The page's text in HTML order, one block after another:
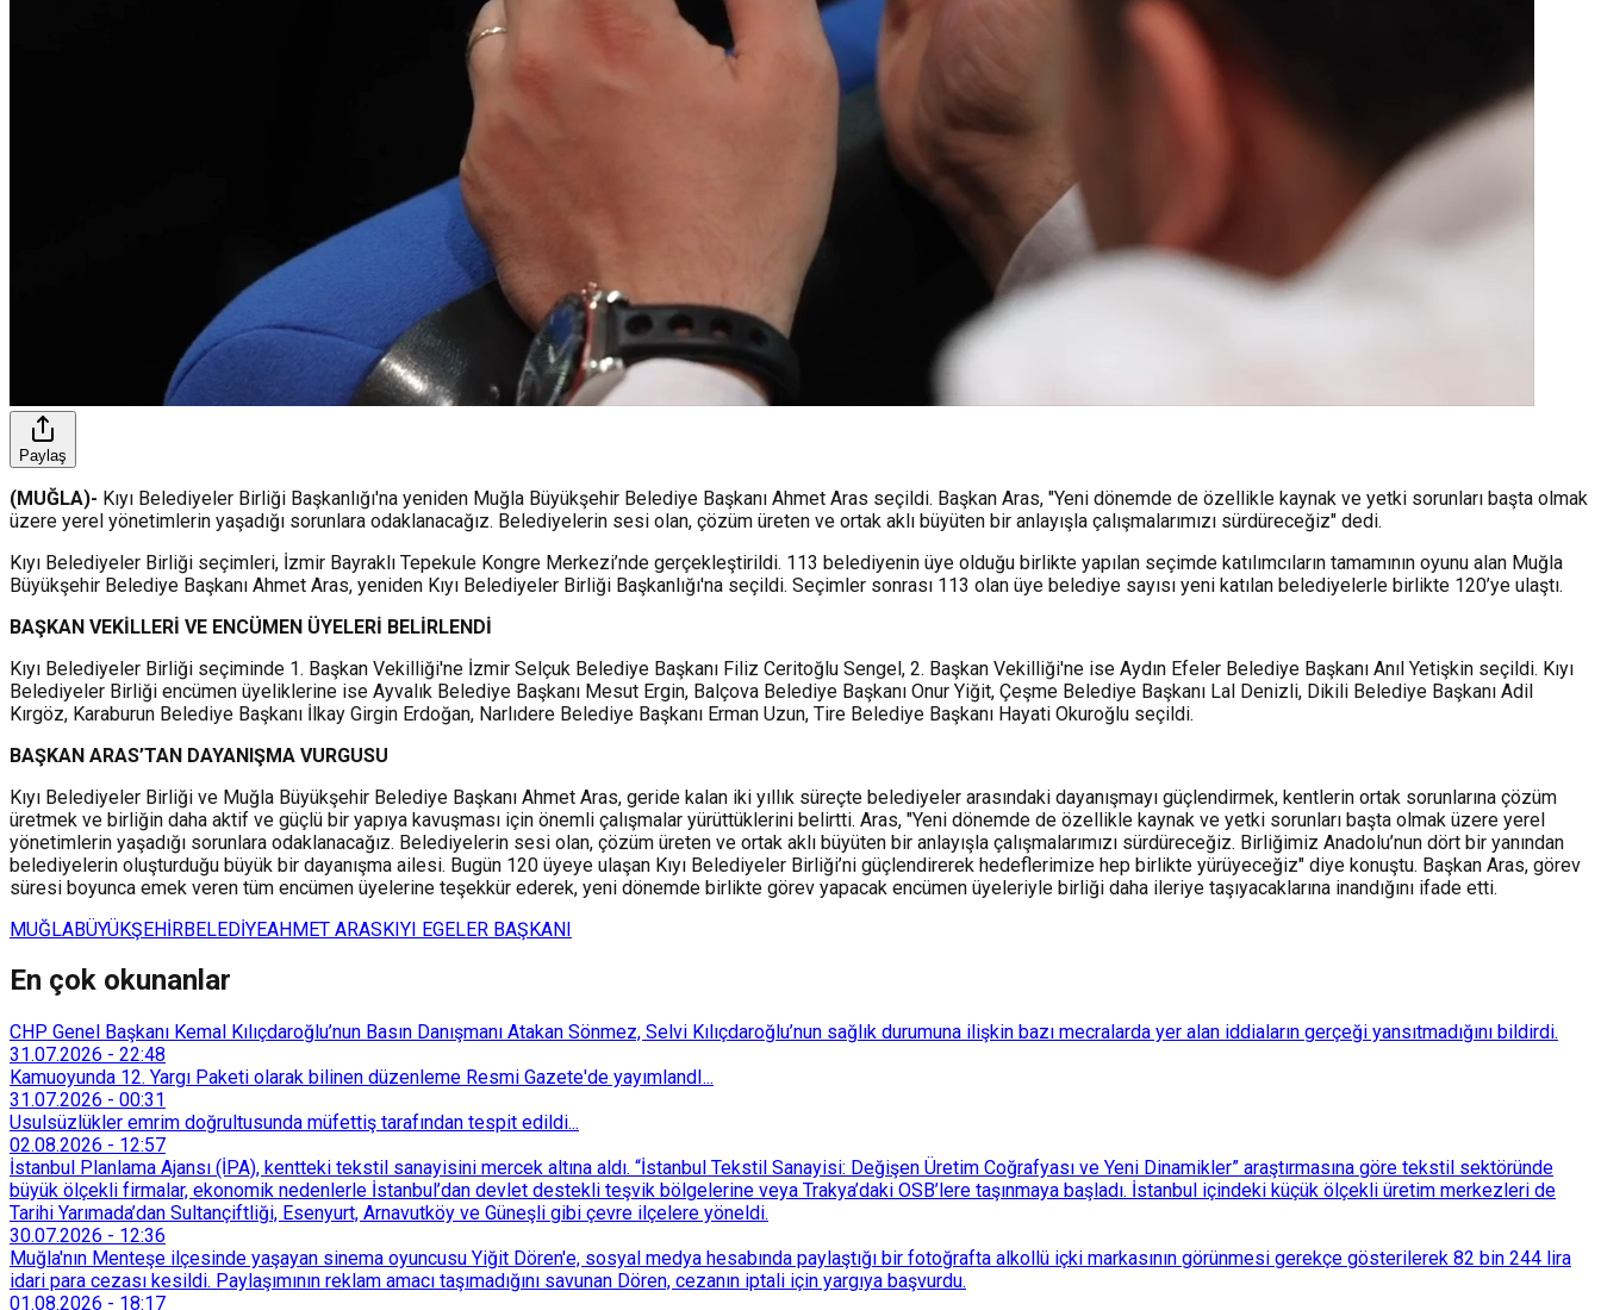
Paylaş
(MUĞLA)- Kıyı Belediyeler Birliği Başkanlığı'na yeniden Muğla Büyükşehir Belediye Başkanı Ahmet Aras seçildi. Başkan Aras, "Yeni dönemde de özellikle kaynak ve yetki sorunları başta olmak
üzere yerel yönetimlerin yaşadığı sorunlara odaklanacağız. Belediyelerin sesi olan, çözüm üreten ve ortak aklı büyüten bir anlayışla çalışmalarımızı sürdüreceğiz" dedi.
Kıyı Belediyeler Birliği seçimleri, İzmir Bayraklı Tepekule Kongre Merkezi’nde gerçekleştirildi. 113 belediyenin üye olduğu birlikte yapılan seçimde katılımcıların tamamının oyunu alan Muğla
Büyükşehir Belediye Başkanı Ahmet Aras, yeniden Kıyı Belediyeler Birliği Başkanlığı'na seçildi. Seçimler sonrası 113 olan üye belediye sayısı yeni katılan belediyelerle birlikte 120’ye ulaştı.
BAŞKAN VEKİLLERİ VE ENCÜMEN ÜYELERİ BELİRLENDİ
Kıyı Belediyeler Birliği seçiminde 1. Başkan Vekilliği'ne İzmir Selçuk Belediye Başkanı Filiz Ceritoğlu Sengel, 2. Başkan Vekilliği'ne ise Aydın Efeler Belediye Başkanı Anıl Yetişkin seçildi. Kıyı
Belediyeler Birliği encümen üyeliklerine ise Ayvalık Belediye Başkanı Mesut Ergin, Balçova Belediye Başkanı Onur Yiğit, Çeşme Belediye Başkanı Lal Denizli, Dikili Belediye Başkanı Adil
Kırgöz, Karaburun Belediye Başkanı İlkay Girgin Erdoğan, Narlıdere Belediye Başkanı Erman Uzun, Tire Belediye Başkanı Hayati Okuroğlu seçildi.
BAŞKAN ARAS’TAN DAYANIŞMA VURGUSU
Kıyı Belediyeler Birliği ve Muğla Büyükşehir Belediye Başkanı Ahmet Aras, geride kalan iki yıllık süreçte belediyeler arasındaki dayanışmayı güçlendirmek, kentlerin ortak sorunlarına çözüm
üretmek ve birliğin daha aktif ve güçlü bir yapıya kavuşması için önemli çalışmalar yürüttüklerini belirtti. Aras, "Yeni dönemde de özellikle kaynak ve yetki sorunları başta olmak üzere yerel
yönetimlerin yaşadığı sorunlara odaklanacağız. Belediyelerin sesi olan, çözüm üreten ve ortak aklı büyüten bir anlayışla çalışmalarımızı sürdüreceğiz. Birliğimiz Anadolu’nun dört bir yanından
belediyelerin oluşturduğu büyük bir dayanışma ailesi. Bugün 120 üyeye ulaşan Kıyı Belediyeler Birliği’ni güçlendirerek hedeflerimize hep birlikte yürüyeceğiz" diye konuştu. Başkan Aras, görev
süresi boyunca emek veren tüm encümen üyelerine teşekkür ederek, yeni dönemde birlikte görev yapacak encümen üyeleriyle birliği daha ileriye taşıyacaklarına inandığını ifade etti.
MUĞLABÜYÜKŞEHİRBELEDİYEAHMET ARASKIYI EGELER BAŞKANI
En çok okunanlar
CHP Genel Başkanı Kemal Kılıçdaroğlu’nun Basın Danışmanı Atakan Sönmez, Selvi Kılıçdaroğlu’nun sağlık durumuna ilişkin bazı mecralarda yer alan iddiaların gerçeği yansıtmadığını bildirdi.
31.07.2026 - 22:48
Kamuoyunda 12. Yargı Paketi olarak bilinen düzenleme Resmi Gazete'de yayımlandI...
31.07.2026 - 00:31
Usulsüzlükler emrim doğrultusunda müfettiş tarafından tespit edildi...
02.08.2026 - 12:57
İstanbul Planlama Ajansı (İPA), kentteki tekstil sanayisini mercek altına aldı. “İstanbul Tekstil Sanayisi: Değişen Üretim Coğrafyası ve Yeni Dinamikler” araştırmasına göre tekstil sektöründe
büyük ölçekli firmalar, ekonomik nedenlerle İstanbul’dan devlet destekli teşvik bölgelerine veya Trakya’daki OSB’lere taşınmaya başladı. İstanbul içindeki küçük ölçekli üretim merkezleri de
Tarihi Yarımada’dan Sultançiftliği, Esenyurt, Arnavutköy ve Güneşli gibi çevre ilçelere yöneldi.
30.07.2026 - 12:36
Muğla'nın Menteşe ilçesinde yaşayan sinema oyuncusu Yiğit Dören'e, sosyal medya hesabında paylaştığı bir fotoğrafta alkollü içki markasının görünmesi gerekçe gösterilerek 82 bin 244 lira
idari para cezası kesildi. Paylaşımının reklam amacı taşımadığını savunan Dören, cezanın iptali için yargıya başvurdu.
01.08.2026 - 18:17